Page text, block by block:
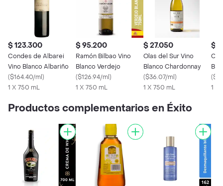
$ 123.300
Condes de Albarei
Vino Blanco Albariño
($164.40/ml)
1 X 750 mL
$ 95.200
Ramón Bilbao Vino
Blanco Verdejo
($126.94/ml)
1 X 750 mL
$ 27.050
Olas del Sur Vino
Blanco Chardonnay
($36.07/ml)
1 X 750 mL
$
(
1 X
Productos complementarios en Éxito